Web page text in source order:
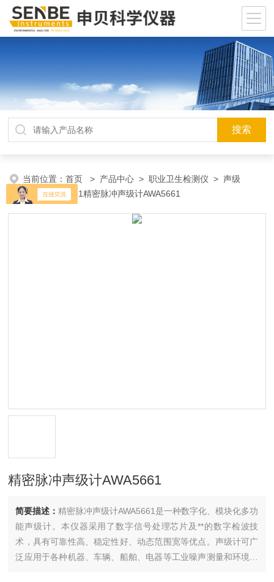
当前位置：首页 > 产品中心 >职业卫生检测仪 >声级
计
> AWA5661精密脉冲声级计AWA5661
精密脉冲声级计AWA5661
简要描述： 精密脉冲声级计AWA5661是一种数字化、模块化多功
能声级计。本仪器采用了数字信号处理芯片及**的数字检波技
术，具有可靠性高、稳定性好、动态范围宽等优点。声级计可广
泛应用于各种机器、车辆、船舶、电器等工业噪声测量和环境噪